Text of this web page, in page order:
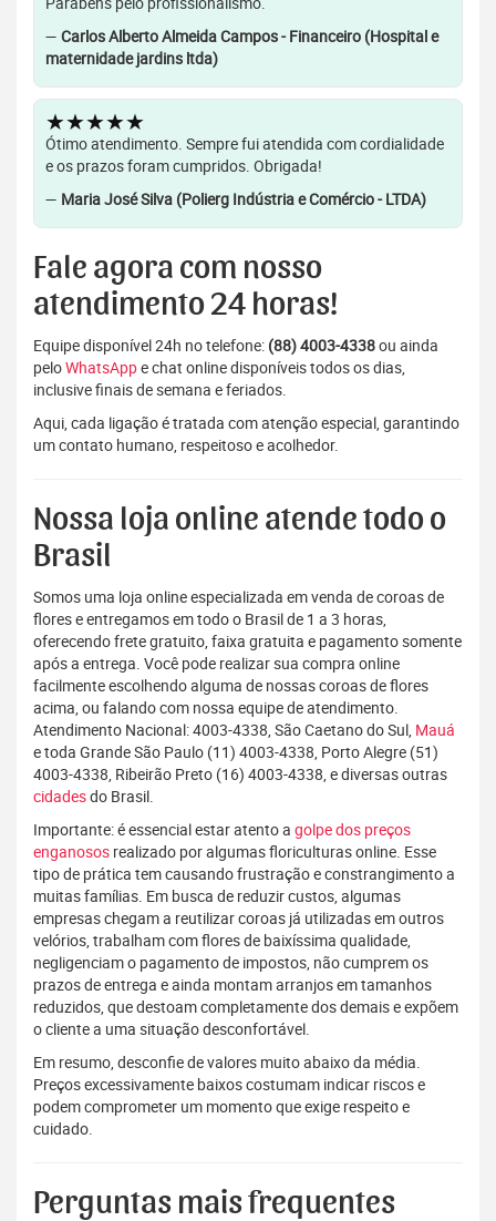
— Carlos Alberto Almeida Campos - Financeiro (Hospital e
maternidade jardins ltda)
★★★★★
Ótimo atendimento. Sempre fui atendida com cordialidade
e os prazos foram cumpridos. Obrigada!
— Maria José Silva (Polierg Indústria e Comércio - LTDA)
Fale agora com nosso
atendimento 24 horas!
Equipe disponível 24h no telefone: (88) 4003-4338ou ainda
peloWhatsAppe chat online disponíveis todos os dias,
inclusive finais de semana e feriados.
Aqui, cada ligação é tratada com atenção especial, garantindo
um contato humano, respeitoso e acolhedor.
Nossa loja online atende todo o
Brasil
Somos uma loja online especializada em venda de coroas de
flores e entregamos em todo o Brasil de 1 a 3 horas,
oferecendo frete gratuito, faixa gratuita e pagamento somente
após a entrega. Você pode realizar sua compra online
facilmente escolhendo alguma de nossas coroas de flores
acima, ou falando com nossa equipe de atendimento.
Atendimento Nacional: 4003-4338, São Caetano do Sul, Mauá
e toda Grande São Paulo (11) 4003-4338, Porto Alegre (51)
4003-4338, Ribeirão Preto (16) 4003-4338, e diversas outras
cidadesdo Brasil.
Importante: é essencial estar atento a golpe dos preços
enganosos realizado por algumas floriculturas online. Esse
tipo de prática tem causando frustração e constrangimento a
muitas famílias. Em busca de reduzir custos, algumas
empresas chegam a reutilizar coroas já utilizadas em outros
velórios, trabalham com flores de baixíssima qualidade,
negligenciam o pagamento de impostos, não cumprem os
prazos de entrega e ainda montam arranjos em tamanhos
reduzidos, que destoam completamente dos demais e expõem
o cliente a uma situação desconfortável.
Em resumo, desconfie de valores muito abaixo da média.
Preços excessivamente baixos costumam indicar riscos e
podem comprometer um momento que exige respeito e
cuidado.
Perguntas mais frequentes